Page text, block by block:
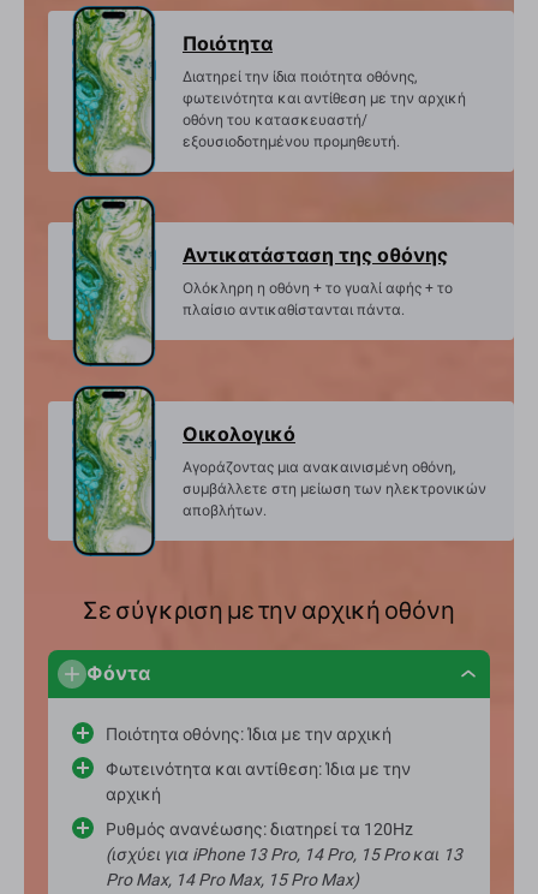
Ποιότητα
Διατηρεί την ίδια ποιότητα οθόνης,
φωτεινότητα και αντίθεση με την αρχική
οθόνη του κατασκευαστή/
εξουσιοδοτημένου προμηθευτή.
Αντικατάσταση της οθόνης
Ολόκληρη η οθόνη + το γυαλί αφής + το
πλαίσιο αντικαθίστανται πάντα.
Οικολογικό
Αγοράζοντας μια ανακαινισμένη οθόνη,
συμβάλλετε στη μείωση των ηλεκτρονικών
αποβλήτων.
Σε σύγκριση με την αρχική οθόνη
Φόντα
Ποιότητα οθόνης: Ίδια με την αρχική
Φωτεινότητα και αντίθεση: Ίδια με την
αρχική
Ρυθμός ανανέωσης: διατηρεί τα 120Hz
(ισχύει για iPhone 13 Pro, 14 Pro, 15 Pro και 13
Pro Max, 14 Pro Max, 15 Pro Max)